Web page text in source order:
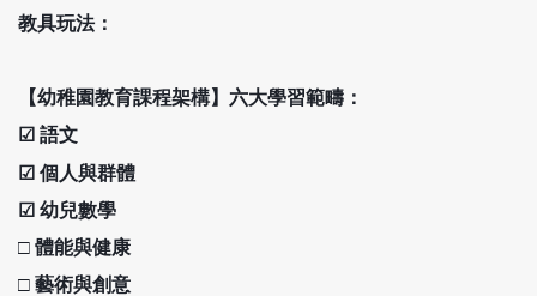
教具玩法：
【幼稚園教育課程架構】六大學習範疇：
☑ 語文
☑ 個人與群體
☑ 幼兒數學
□ 體能與健康
□ 藝術與創意